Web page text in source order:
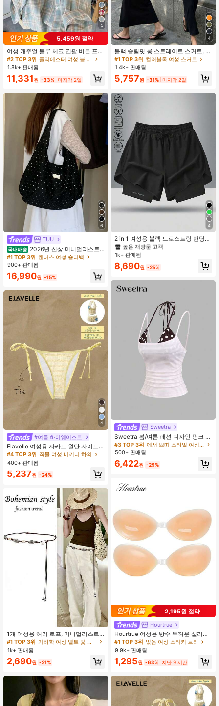
5
5,459원 절약
여성 캐주얼 블루 체크 긴팔 버튼 프론
트 폴리에스터 셔츠, 레귤러 핏, 봄 의
류, 편안한 스타일
#2 TOP 3위
폴리에스터 여성 블라우스
1.8k+ 판매됨
11,331 원 -33% 마지막 2일
6
TUU
국내배송 2026년 신상 미니멀리스트
도트 캔버스 토트백, 대용량 캐주얼 다
용도 통근 숄더 핸드백
#1 TOP 3위 캔버스 여성 숄더백
900+ 판매됨
16,990원 -15%
4
#여름 하이웨이스트
Elavelle 여성용 자카드 원단 사이드
타이 비키니 하의, 봄/여름
#4 TOP 3위 직물 여성 비키니 하의
400+ 판매됨
5,237원 -24%
1개 여성용 허리 로프, 미니멀리스트
보헤미안 패션 매듭 허리 벨트, 드레
스, 캐주얼 팬츠와 함께 일상 착용에
적합한 장식용 허리 액세서리
거의 매진!
#1 TOP 3위
기하학 여성 벨트 및 벨트 액세서리
거의 매진!
#1 TOP 3위
기하학 여성 벨트 및 벨트 액세서리
거의 매진!
#1 TOP 3위
1k+ 판매됨
2,690원 -21%
4
블랙 슬림핏 롱 스트레이트 스커트, 여
성 패션 폴리에스터 캐주얼 파티 스커
트, 다용도 및 귀여운, 일상 착용에 적
합, 여름 휴가. 해변, 음악 축제 및 여름
휴가에 완벽, 90년대
#1 TOP 3위 컬러블록 여성 스커트
1.4k+ 판매됨
5,757원 -31% 마지막 2일
4
2 in 1 여성용 블랙 드로스트링 밴딩
허리 곡선 밑단 캐주얼 러닝 트레이닝
운동 반바지
#1 TOP 3위 여성 액티브 바텀
높은 재방문 고객
#1 TOP 3위 여성 액티브 바텀
높은 재방문 고객
#1 TOP 3위
높은 재방문 고객
1k+ 판매됨
8,690원 -25%
Sweetra
Sweetra 봄/여름 패션 디자인 핑크 스
트라이프 브라운 폴카 도트 스파게티
스트랩 2 In 1 스위트 걸리시 비치 로
맨틱 휴가 스타일 여성용 캐미 탱크 탑
#3 TOP 3위
에서 쁘띠 스타일 여성 상의, 블라우스 & 티
500+ 판매됨
6,422원 -29%
2,195원 절약
Hourtrue
Hourtrue 여성용 방수 두꺼운 실리콘
가슴 페탈, 작은 가슴 리프트업 & 푸시
인용, 웨딩 촬영 및 들러리용
#1 TOP 3위 없음 여성 스티키 브라
9.9k+ 판매됨
1,295원 -63% 지난 9 시간